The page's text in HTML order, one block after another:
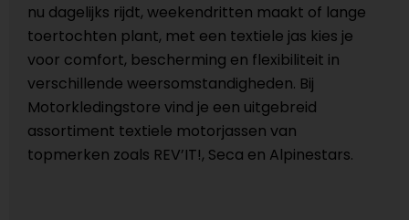
nu dagelijks rijdt, weekendritten maakt of lange
toertochten plant, met een textiele jas kies je
voor comfort, bescherming en flexibiliteit in
verschillende weersomstandigheden. Bij
Motorkledingstore vind je een uitgebreid
assortiment textiele motorjassen van
topmerken zoals REV’IT!, Seca en Alpinestars.